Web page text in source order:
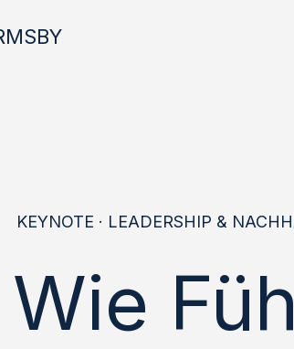
KEYNOTE · LEADERSHIP &
Wie